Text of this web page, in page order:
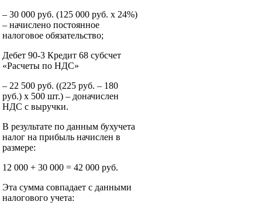
– 30 000 руб. (125 000 руб. x 24%)
– начислено постоянное
налоговое обязательство;
Дебет 90-3 Кредит 68 субсчет
«Расчеты по НДС»
– 22 500 руб. ((225 руб. – 180
руб.) x 500 шт.) – доначислен
НДС с выручки.
В результате по данным бухучета
налог на прибыль начислен в
размере:
12 000 + 30 000 = 42 000 руб.
Эта сумма совпадает с данными
налогового учета: